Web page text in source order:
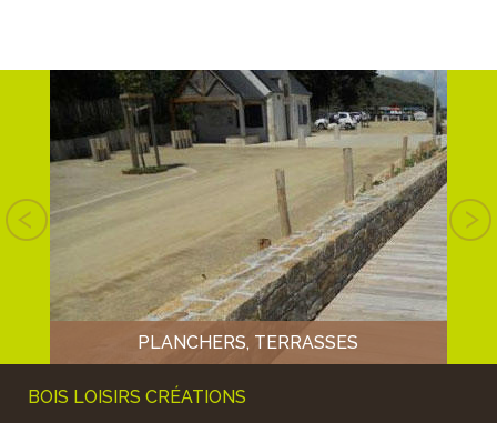
PLANCHERS, TERRASSES
BOIS LOISIRS CRÉATIONS